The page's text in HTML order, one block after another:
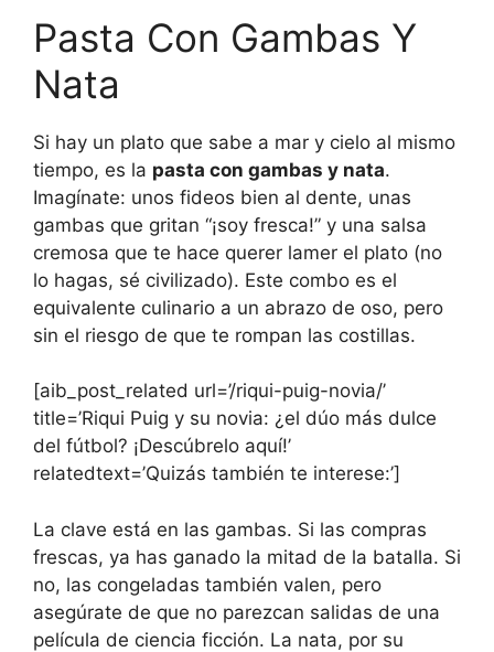
Pasta Con Gambas Y
Nata
Si hay un plato que sabe a mar y cielo al mismo
tiempo, es la pasta con gambas y nata.
Imagínate: unos fideos bien al dente, unas
gambas que gritan “¡soy fresca!” y una salsa
cremosa que te hace querer lamer el plato (no
lo hagas, sé civilizado). Este combo es el
equivalente culinario a un abrazo de oso, pero
sin el riesgo de que te rompan las costillas.
[aib_post_related url=’/riqui-puig-novia/’
title=’Riqui Puig y su novia: ¿el dúo más dulce
del fútbol? ¡Descúbrelo aquí!’
relatedtext=’Quizás también te interese:’]
La clave está en las gambas. Si las compras
frescas, ya has ganado la mitad de la batalla. Si
no, las congeladas también valen, pero
asegúrate de que no parezcan salidas de una
película de ciencia ficción. La nata, por su